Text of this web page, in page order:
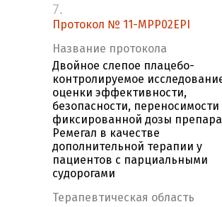
7.
Протокол № 11-MPP02EPI
Название протокола
Двойное слепое плацебо-
контролируемое
оценки эффективности,
безопасности, переносимости
фиксированной дозы
Ремегал в качестве
дополнительной терапии у
пациентов с парциальными
судорогами
Терапевтическая область